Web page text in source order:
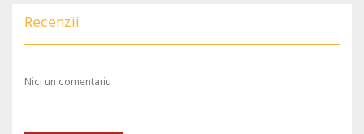
Recenzii
Nici un comentariu